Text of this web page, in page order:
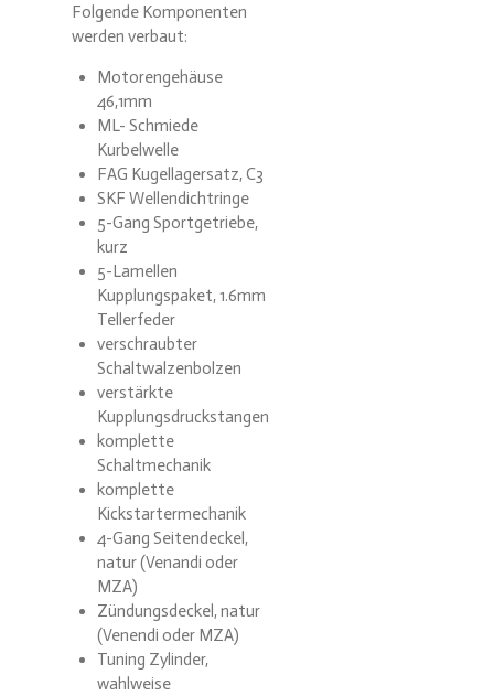
Folgende Komponenten
werden verbaut:
Motorengehäuse
46,1mm
ML- Schmiede
Kurbelwelle
FAG Kugellagersatz, C3
SKF Wellendichtringe
5-Gang Sportgetriebe,
kurz
5-Lamellen
Kupplungspaket, 1.6mm
Tellerfeder
verschraubter
Schaltwalzenbolzen
verstärkte
Kupplungsdruckstangen
komplette
Schaltmechanik
komplette
Kickstartermechanik
4-Gang Seitendeckel,
natur (Venandi oder
MZA)
Zündungsdeckel, natur
(Venendi oder MZA)
Tuning Zylinder,
wahlweise